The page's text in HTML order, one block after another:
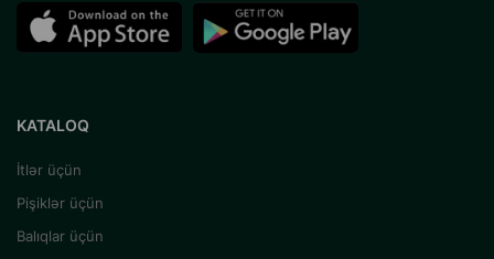
KATALOQ
İtlər üçün
Pişiklər üçün
Balıqlar üçün